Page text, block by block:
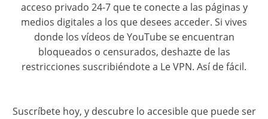
acceso privado 24-7 que te conecte a las páginas y
medios digitales a los que desees acceder. Si vives
donde los vídeos de YouTube se encuentran
bloqueados o censurados, deshazte de las
restricciones suscribiéndote a Le VPN. Así de fácil.
Suscríbete hoy, y descubre lo accesible que puede ser